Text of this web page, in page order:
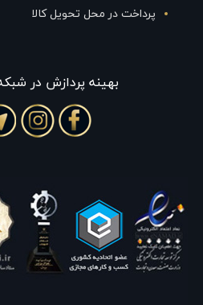
پرداخت در محل تحویل کالا
بهينه پردازش در